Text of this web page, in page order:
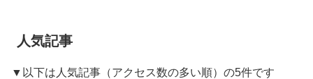
人気記事
▼以下は人気記事（アクセス数の多い順）の5件です